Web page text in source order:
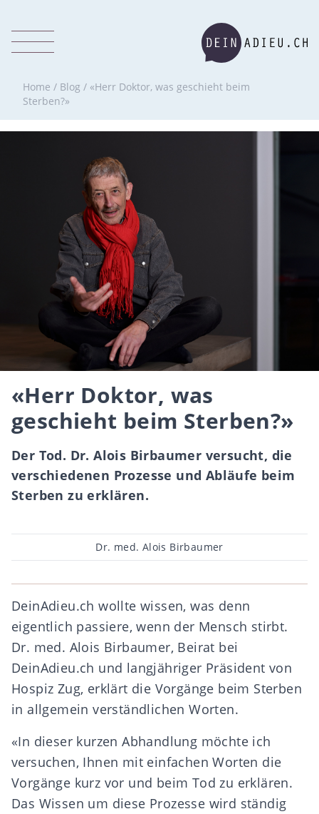
Home / Blog / «Herr Doktor, was geschieht beim
Sterben?»
«Herr Doktor, was
geschieht beim Sterben?»
Der Tod. Dr. Alois Birbaumer versucht, die
verschiedenen Prozesse und Abläufe beim
Sterben zu erklären.
Beitragsautor
Dr. med. Alois Birbaumer
DeinAdieu.ch wollte wissen, was denn
eigentlich passiere, wenn der Mensch stirbt.
Dr. med. Alois Birbaumer, Beirat bei
DeinAdieu.ch und langjähriger Präsident von
Hospiz Zug, erklärt die Vorgänge beim Sterben
in allgemein verständlichen Worten.
«In dieser kurzen Abhandlung möchte ich
versuchen, Ihnen mit einfachen Worten die
Vorgänge kurz vor und beim Tod zu erklären.
Das Wissen um diese Prozesse wird ständig